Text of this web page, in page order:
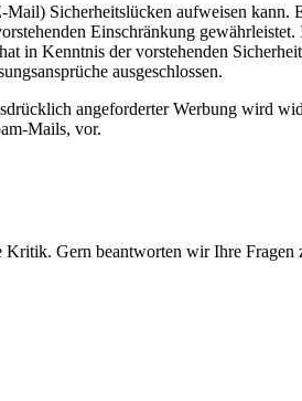
Sicherheitslücken aufweisen
Einschränkung
in Kenntnis der vorstehenden
ausgeschlossen.
angeforderter Werbung wird
Mails, vor.
Gern beantworten wir Ihre